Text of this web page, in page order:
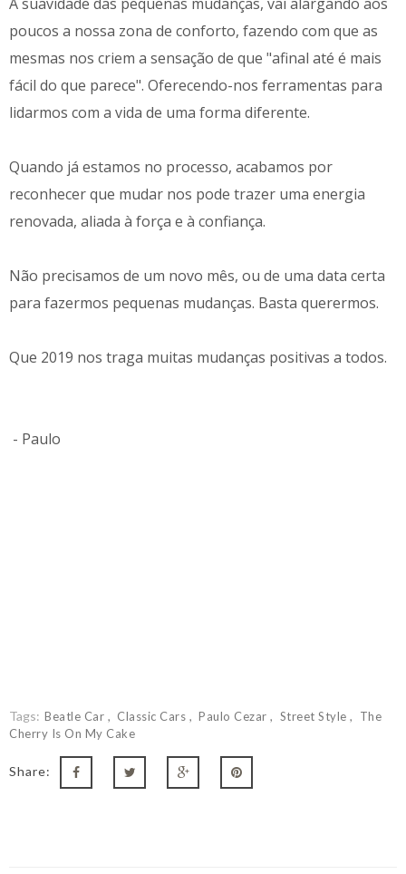
poucos a nossa zona de conforto, fazendo com que as
mesmas nos criem a sensação de que "afinal até é mais
fácil do que parece". Oferecendo-nos ferramentas para
lidarmos com a vida de uma forma diferente.
Quando já estamos no processo, acabamos por
reconhecer que mudar nos pode trazer uma energia
renovada, aliada à força e à confiança.
Não precisamos de um novo mês, ou de uma data certa
para fazermos pequenas mudanças. Basta querermos.
Que 2019 nos traga muitas mudanças positivas a todos.
- Paulo
Tags: Beatle Car Classic Cars Paulo Cezar Street Style
The
Cherry Is On My Cake
Share: